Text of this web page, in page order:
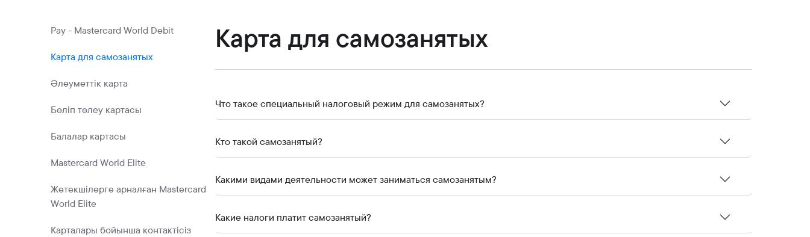
Бонустық бағдарлама
Pay - Mastercard World Debit
Карта для самозанятых
Әлеуметтік карта
Бөліп төлеу картасы
Балалар картасы
Mastercard World Elite
Жетекшілерге арналған Mastercard
World Elite
Карталары бойынша контактісіз
Карта для самозанятых
Что такое специальный налоговый режим для самозанятых?
Кто такой самозанятый?
Какими видами деятельности может заниматься самозанятым?
Какие налоги платит самозанятый?